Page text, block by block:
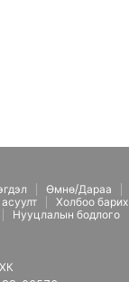
Өмнө/Дараа
Холбоо барих
Нууцлалын бодлого